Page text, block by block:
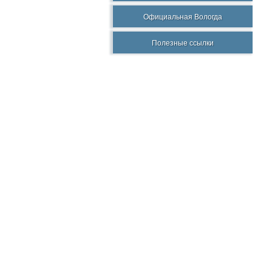
Официальная Вологда
Полезные ссылки